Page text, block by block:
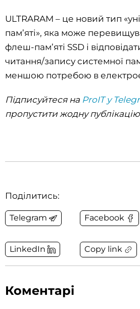
ULTRARAM – це новий тип
пам’яті», яка може
флеш-пам’яті SSD і
читання/запису системної
меншою потребою в
Підписуйтеся на ProIT у
пропустити жодну
Поділитись:
Telegram Facebook
LinkedIn Copy link
Коментарі